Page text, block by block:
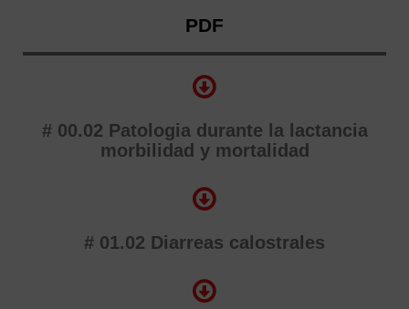
PDF
# 00.02 Patologia durante la lactancia
morbilidad y mortalidad
# 01.02 Diarreas calostrales